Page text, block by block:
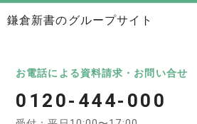
鎌倉新書のグループサイト
いいお墓 Life.（ライフドット） い
いいお墓-ペット霊園版 樹木葬なび
お電話による資料請求・お問い合せ
0120-444-000